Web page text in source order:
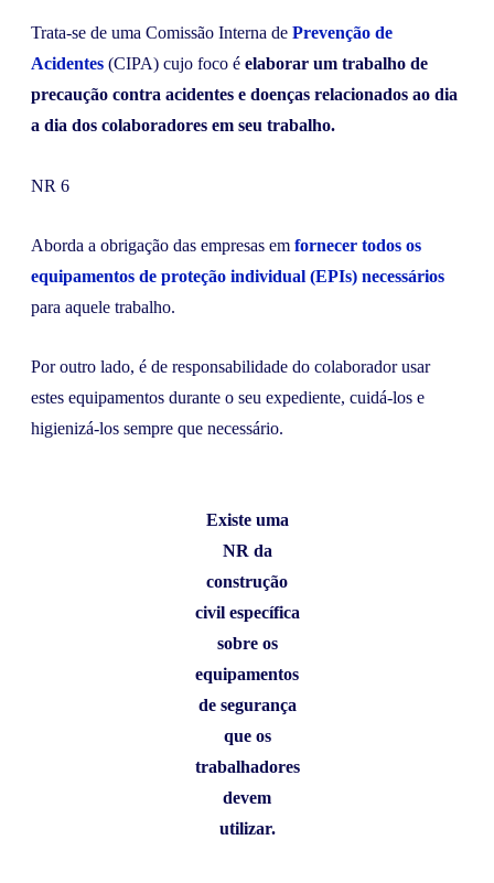
Trata-se de uma Comissão Interna de Prevenção de
Acidentes (CIPA) cujo foco é elaborar um trabalho de
precaução contra acidentes e doenças relacionados ao dia
a dia dos colaboradores em seu trabalho.
NR 6
Aborda a obrigação das empresas em fornecer todos os
equipamentos de proteção individual (EPIs) necessários
para aquele trabalho.
Por outro lado, é de responsabilidade do colaborador usar
estes equipamentos durante o seu expediente, cuidá-los e
higienizá-los sempre que necessário.
Existe uma
NR da
construção
civil específica
sobre os
equipamentos
de segurança
que os
trabalhadores
devem
utilizar.